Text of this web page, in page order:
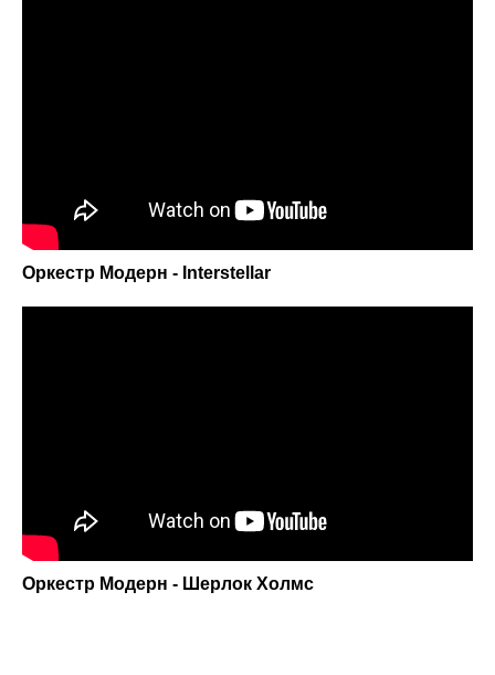
Оркестр Модерн - Interstellar
Оркестр Модерн - Шерлок Холмс